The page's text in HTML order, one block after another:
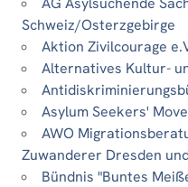
Schweiz/Osterzgebirge
Aktion Zivilcourage
Alternatives Kultur-
Asylum Seekers'
AWO
Zuwanderer Dresden
Bündnis "Buntes